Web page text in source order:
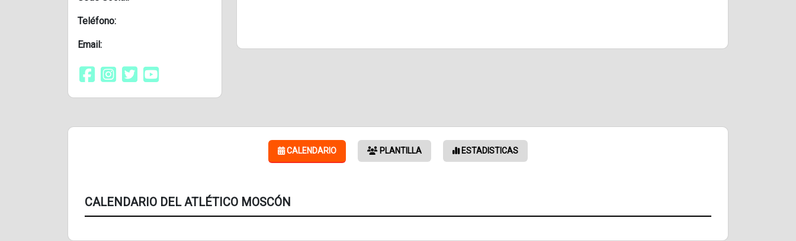
Teléfono:
Email:
CALENDARIO PLANTILLA ESTADISTICAS
CALENDARIO DEL ATLÉTICO MOSCÓN